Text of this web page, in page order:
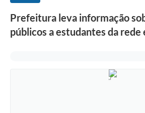
e-SIC
Prefeitura leva informação
públicos a estudantes da rede